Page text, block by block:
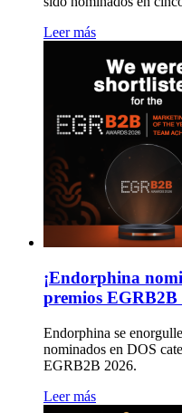
Leer más
¡Endorphina
premios EGRB2B
Endorphina se
nominados en DOS
EGRB2B 2026.
Leer más